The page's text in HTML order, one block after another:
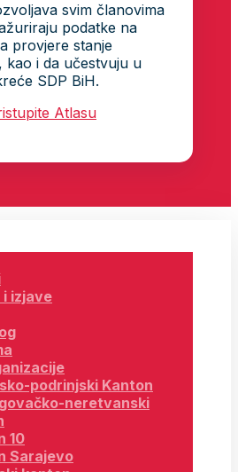
svim članovima
podatke na
provjere stanje
kao i da učestvuju u
SDP BiH.
Atlasu
izjave
podrinjski Kanton
neretvanski
10
Sarajevo